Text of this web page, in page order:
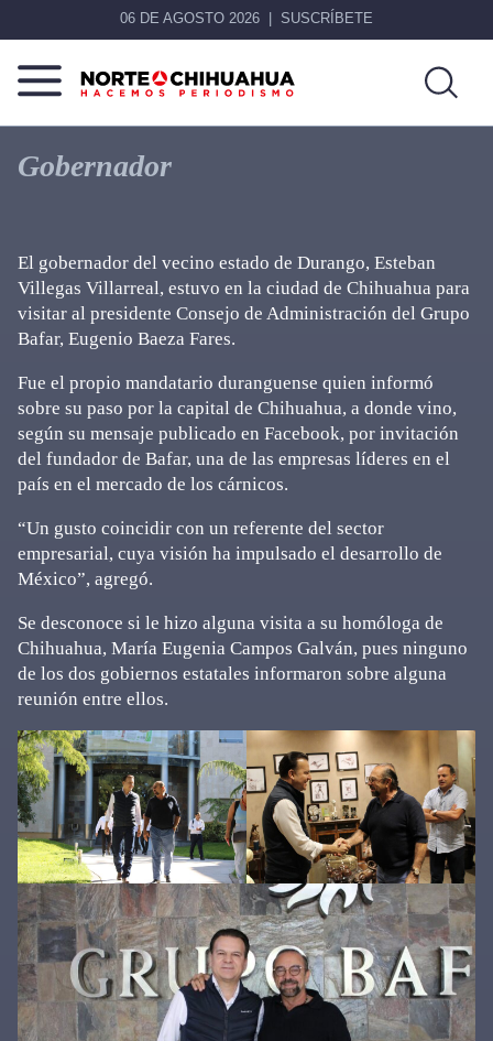
06 DE AGOSTO 2026 SUSCRÍBETE
Norte
Chihuahua
Más
que
noticias,
Gobernador
El gobernador del vecino estado de Durango, Esteban
Villegas Villarreal, estuvo en la ciudad de Chihuahua para
visitar al presidente Consejo de Administración del Grupo
Bafar, Eugenio Baeza Fares.
Fue el propio mandatario duranguense quien informó
sobre su paso por la capital de Chihuahua, a donde vino,
según su mensaje publicado en Facebook, por invitación
del fundador de Bafar, una de las empresas líderes en el
país en el mercado de los cárnicos.
“Un gusto coincidir con un referente del sector
empresarial, cuya visión ha impulsado el desarrollo de
México”, agregó.
Se desconoce si le hizo alguna visita a su homóloga de
Chihuahua, María Eugenia Campos Galván, pues ninguno
de los dos gobiernos estatales informaron sobre alguna
reunión entre ellos.